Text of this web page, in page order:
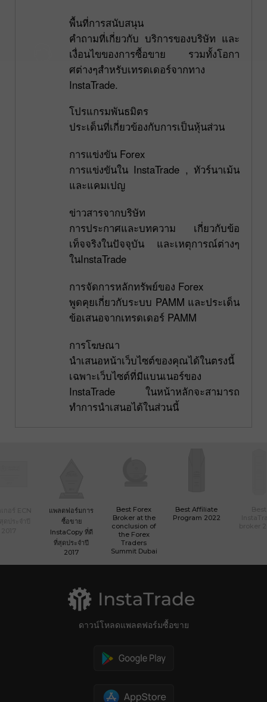
พื้นที่การสนับสนุน
คำถามที่เกี่ยวกับ บริการของบริษัท และ
เงื่อนไขของการซื้อขาย รวมทั้งโอกา
ศต่างๆสำหรับเทรดเดอร์จากทาง
InstaTrade.
โปรแกรมพันธมิตร
ประเด็นที่เกี่ยวข้องกับการเป็นหุ้นส่วน
การแข่งขัน Forex
การแข่งขันใน InstaTrade , ทัวร์นาเม้น
และแคมเปญ
ข่าวสารจากบริษัท
การประกาศและบทความ เกี่ยวกับข้อ
เท็จจริงในปัจจุบัน และเหตุการณ์ต่างๆ
ในInstaTrade
การจัดการหลักทรัพย์ของ Forex
พูดคุยเกี่ยวกับระบบ PAMM และประเด็น
ข้อเสนอจากเทรดเดอร์ PAMM
การโฆษณา
นำเสนอหน้าเว็บไซต์ของคุณได้ในตรงนี้
เฉพาะเว็บไซต์ที่มีแบนเนอร์ของ
InstaTrade ในหน้าหลักจะสามารถ
ทำการนำเสนอได้ในส่วนนี้
แพลตฟอร์มการ
ซื้อขาย
InstaCopy ที่ดี
ที่สุดประจำปี
2017
Best Forex
Broker at the
conclusion of
the Forex
Traders
Summit Dubai
Best Affiliate
Program 2022
ดาวน์โหลดแพลตฟอร์มซื้อขาย